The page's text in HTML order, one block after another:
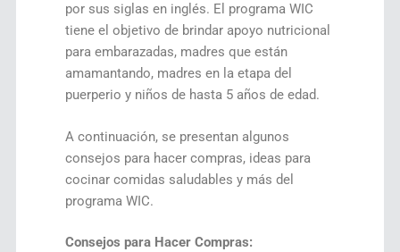
por sus siglas en inglés. El programa WIC
tiene el objetivo de brindar apoyo nutricional
para embarazadas, madres que están
amamantando, madres en la etapa del
puerperio y niños de hasta 5 años de edad.
A continuación, se presentan algunos
consejos para hacer compras, ideas para
cocinar comidas saludables y más del
programa WIC.
Consejos para Hacer Compras: